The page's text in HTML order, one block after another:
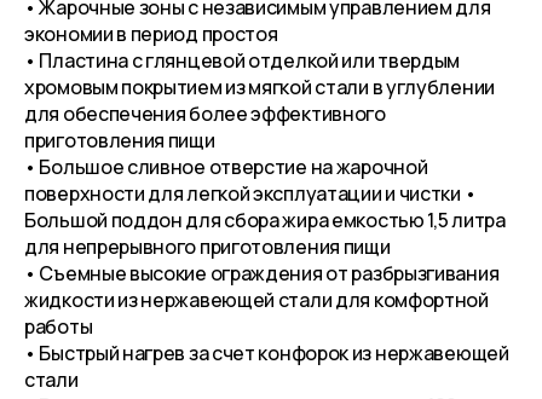
• Жарочные зоны с независимым управлением для
экономии в период простоя
• Пластина с глянцевой отделкой или твердым
хромовым покрытием из мягкой стали в углублении
для обеспечения более эффективного
приготовления пищи
• Большое сливное отверстие на жарочной
поверхности для легкой эксплуатации и чистки •
Большой поддон для сбора жира емкостью 1,5 литра
для непрерывного приготовления пищи
• Съемные высокие ограждения от разбрызгивания
жидкости из нержавеющей стали для комфортной
работы
• Быстрый нагрев за счет конфорок из нержавеющей
стали